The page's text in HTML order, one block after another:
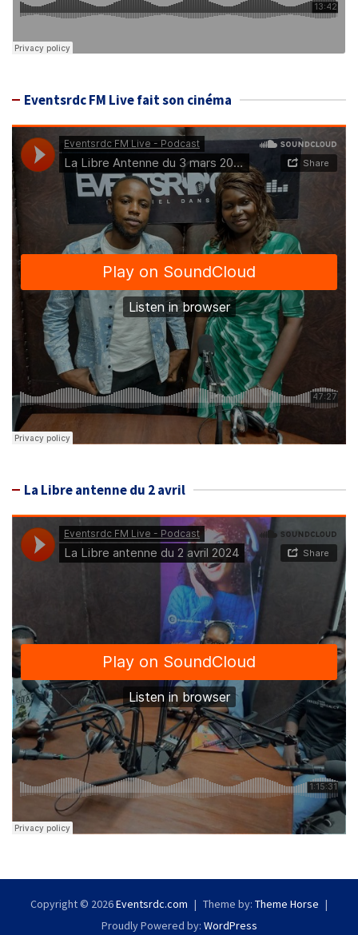
Eventsrdc FM Live fait son cinéma
La Libre antenne du 2 avril
Copyright © 2026Eventsrdc.com Theme by: Theme Horse
Proudly Powered by: WordPress